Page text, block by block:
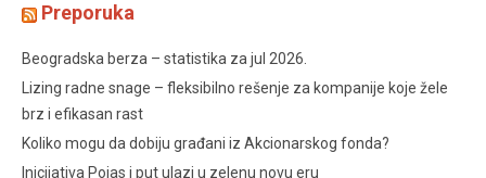
Preporuka
Beogradska berza – statistika za jul 2026.
Lizing radne snage – fleksibilno rešenje za kompanije koje žele
brz i efikasan rast
Koliko mogu da dobiju građani iz Akcionarskog fonda?
Inicijativa Pojas i put ulazi u zelenu novu eru